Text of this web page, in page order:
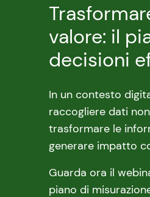
valore: il
decisioni
In un contesto
raccogliere dati
trasformare le
generare impatto
Guarda ora il
piano di